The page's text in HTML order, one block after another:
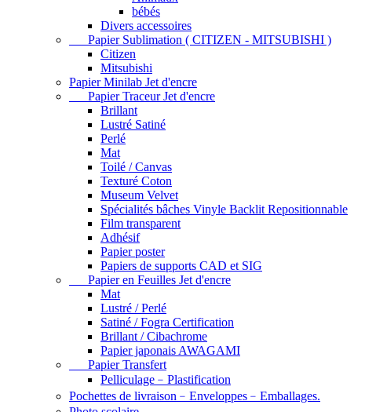
bébés
Divers accessoires
Papier Sublimation ( CITIZEN - MITSUBISHI )
Citizen
Mitsubishi
Papier Minilab Jet d'encre
Papier Traceur Jet d'encre
Brillant
Lustré Satiné
Perlé
Mat
Toilé / Canvas
Texturé Coton
Museum Velvet
Spécialités bâches Vinyle Backlit Repositionnable
Film transparent
Adhésif
Papier poster
Papiers de supports CAD et SIG
Papier en Feuilles Jet d'encre
Mat
Lustré / Perlé
Satiné / Fogra Certification
Brillant / Cibachrome
Papier japonais AWAGAMI
Papier Transfert
Pelliculage﹣Plastification
Pochettes de livraison﹣Enveloppes﹣Emballages.